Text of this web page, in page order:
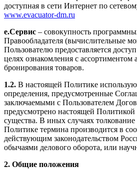
доступная в сети Интернет по
www.evacuator-dm.ru
e.Сервис – совокупность
Правообладателя (вычислительные
Пользователю предоставляется
целях ознакомления с ассортиментом
бронирования товаров.
1.2. В настоящей Политике
определения, предусмотренные
заключаемыми с Пользователем
предусмотрено настоящей Политикой
существа. В иных случаях
Политике термина производится в
действующим законодательством
обычаями делового оборота, или
2. Общие положения